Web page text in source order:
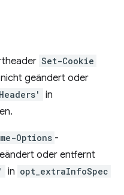
Set-Cookie
geändert oder
in
Options -
oder entfernt
in opt_extraInfoSpec